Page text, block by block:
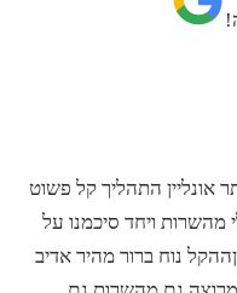
אונליין התהליך קל פשוט
מהשרות ויחד סיכמנו על
נוח ברור מהיר אדיב